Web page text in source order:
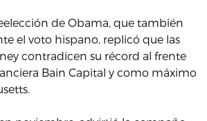
de Obama, que también
el voto hispano, replicó que las
contradicen su récord al frente
Bain Capital y como máximo